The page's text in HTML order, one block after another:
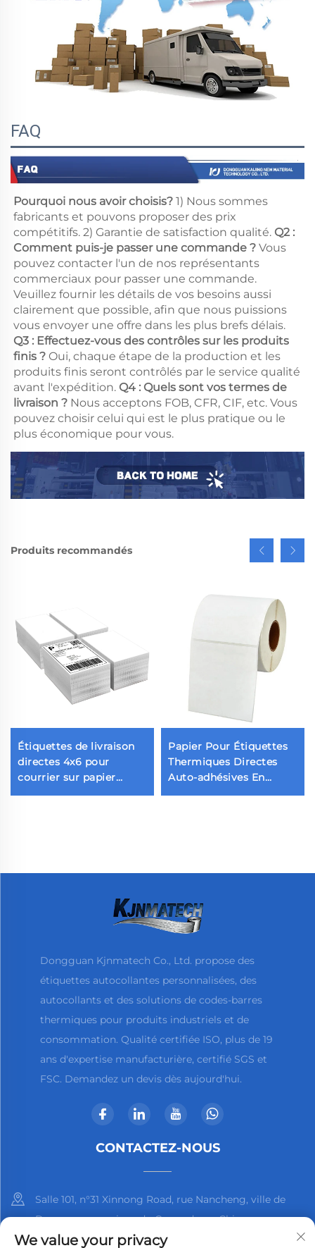
FAQ
Pourquoi nous avoir choisis? 1) Nous sommes
fabricants et pouvons proposer des prix
compétitifs. 2) Garantie de satisfaction qualité. Q2 :
Comment puis-je passer une commande ? Vous
pouvez contacter l'un de nos représentants
commerciaux pour passer une commande.
Veuillez fournir les détails de vos besoins aussi
clairement que possible, afin que nous puissions
Q3 : Effectuez-vous des contrôles sur les produits
finis ? Oui, chaque étape de la production et les
produits finis seront contrôlés par le service qualité
avant l'expédition. Q4 : Quels sont vos termes de
livraison ? Nous acceptons FOB, CFR, CIF, etc. Vous
pouvez choisir celui qui est le plus pratique ou le
plus économique pour vous.
Produits recommandés
Étiquettes de livraison
directes 4x6 pour
courrier sur papier
thermique A6 Étiquette
Papier Pour Étiquettes
Thermiques Directes
Auto-adhésives En
Rouleau, Étiquettes
Pour Impression
Dongguan Kjnmatech Co., Ltd. propose des
étiquettes autocollantes personnalisées, des
autocollants et des solutions de codes-barres
thermiques pour produits industriels et de
consommation. Qualité certifiée ISO, plus de 19
ans d'expertise manufacturière, certifié SGS et
FSC. Demandez un devis dès aujourd'hui.
CONTACTEZ-NOUS
Salle 101, n°31 Xinnong Road, rue Nancheng, ville de
Dongguan, province du Guangdong, Chine
We value your privacy